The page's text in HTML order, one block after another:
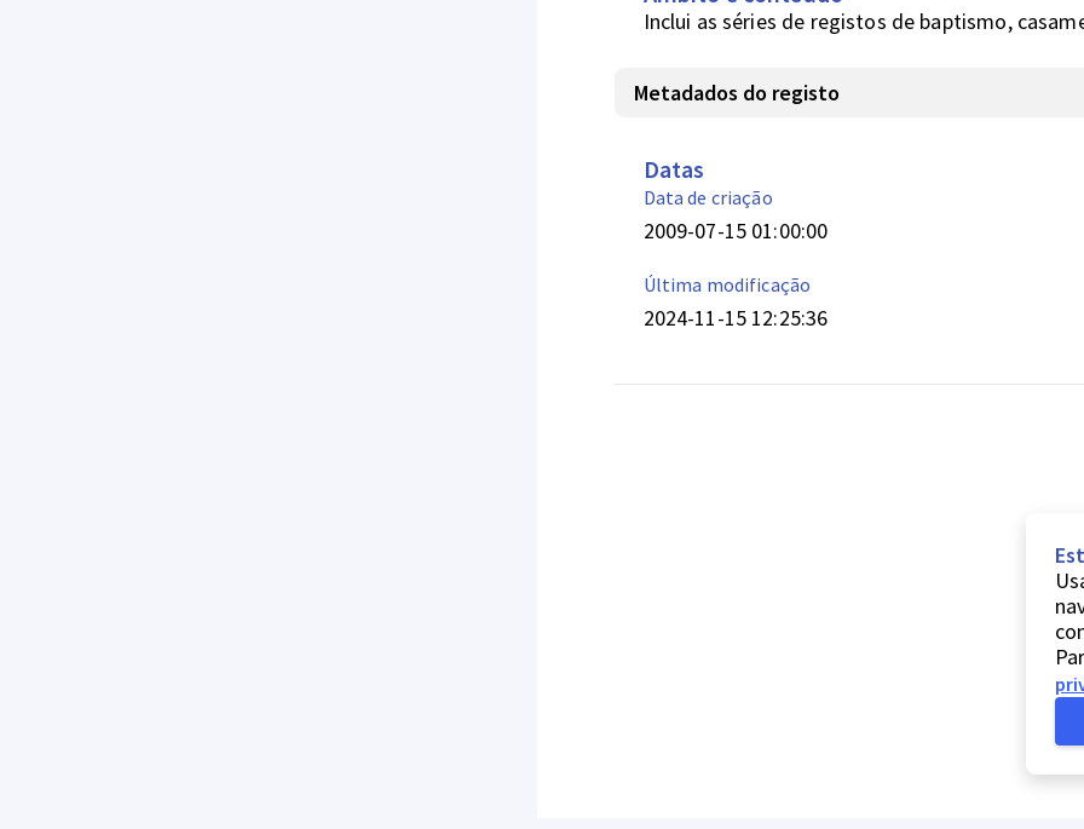
Inclui as séries de registos de baptismo,
Metadados do registo
Datas
Data de criação
2009-07-15 01:00:00
Última modificação
2024-11-15 12:25:36